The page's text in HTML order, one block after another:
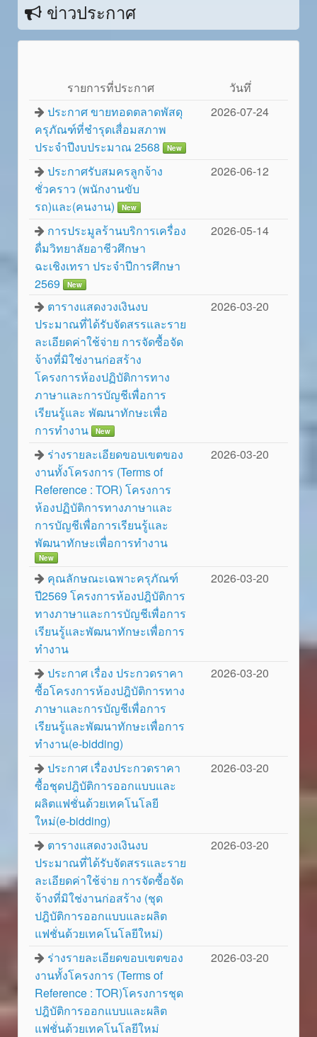
ข่าวประกาศ
รายการที่ประกาศ
วันทึ่
ประกาศ ขายทอดตลาดพัสดุ
ครุภัณฑ์ที่ชำรุดเสื่อมสภาพ
ประจำปีงบประมาณ 2568
New
2026-07-24
ประกาศรับสมครลูกจ้าง
ชั่วคราว (พนักงานขับ
รถ)และ(คนงาน)
New
2026-06-12
การประมูลร้านบริการเครื่อง
ดื่มวิทยาลัยอาชีวศึกษา
ฉะเชิงเทรา ประจำปีการศึกษา
2569
New
2026-05-14
ตารางแสดงวงเงินงบ
ประมาณที่ได้รับจัดสรรและราย
ละเอียดค่าใช้จ่าย การจัดซื้อจัด
จ้างที่มิใช่งานก่อสร้าง
โครงการห้องปฏิบัติการทาง
ภาษาและการบัญชีเพื่อการ
เรียนรู้และ พัฒนาทักษะเพื่อ
การทำงาน
New
2026-03-20
ร่างรายละเอียดขอบเขตของ
งานทั้งโครงการ (Terms of
Reference : TOR) โครงการ
ห้องปฏิบัติการทางภาษาและ
การบัญชีเพื่อการเรียนรู้และ
พัฒนาทักษะเพื่อการทำงาน
New
2026-03-20
คุณลักษณะเฉพาะครุภัณฑ์
ปี2569 โครงการห้องปฎิบัติการ
ทางภาษาและการบัญชีเพื่อการ
เรียนรู้และพัฒนาทักษะเพื่อการ
ทำงาน
2026-03-20
ประกาศ เรื่อง ประกวดราคา
ซื้อโครงการห้องปฎิบัติการทาง
ภาษาและการบัญชีเพื่อการ
เรียนรู้และพัฒนาทักษะเพื่อการ
ทำงาน(e-bidding)
2026-03-20
ประกาศ เรื่องประกวดราคา
ซื้อชุดปฎิบัติการออกแบบและ
ผลิตแฟชั่นด้วยเทคโนโลยี
ใหม่(e-bidding)
2026-03-20
ตารางแสดงวงเงินงบ
ประมาณที่ได้รับจัดสรรและราย
ละเอียดค่าใช้จ่าย การจัดซื้อจัด
จ้างที่มิใช่งานก่อสร้าง (ชุด
ปฎิบัติการออกแบบและผลิต
แฟชั่นด้วยเทคโนโลยีใหม่)
2026-03-20
ร่างรายละเอียดขอบเขตของ
งานทั้งโครงการ (Terms of
Reference : TOR)โครงการชุด
ปฎิบัติการออกแบบและผลิต
แฟชั่นด้วยเทคโนโลยีใหม่
2026-03-20